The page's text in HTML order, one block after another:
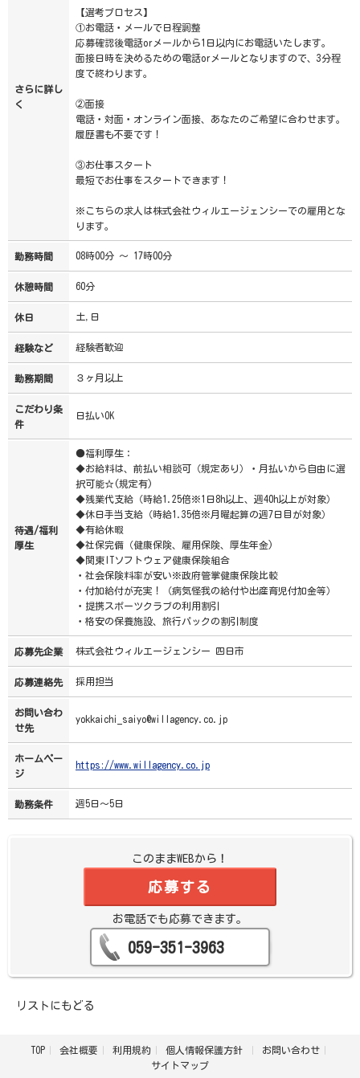
さらに詳し
く
【選考プロセス】
①お電話・メールで日程調整
応募確認後電話orメールから1日以内にお電話いたします。
面接日時を決めるための電話orメールとなりますので、3分程
度で終わります。
②面接
電話・対面・オンライン面接、あなたのご希望に合わせます。
履歴書も不要です！
③お仕事スタート
最短でお仕事をスタートできます！
※こちらの求人は株式会社ウィルエージェンシーでの雇用とな
ります。
勤務時間 08時00分 ～ 17時00分
休憩時間 60分
休日 土,日
経験など 経験者歓迎
勤務期間 ３ヶ月以上
こだわり条
件
日払いOK
待遇/福利
厚生
●福利厚生：
◆お給料は、前払い相談可（規定あり）・月払いから自由に選
択可能☆(規定有)
◆残業代支給（時給1.25倍※1日8h以上、週40h以上が対象）
◆休日手当支給（時給1.35倍※月曜起算の週7日目が対象）
◆有給休暇
◆社保完備（健康保険、雇用保険、厚生年金)
◆関東ITソフトウェア健康保険組合
・社会保険料率が安い※政府管掌健康保険比較
・付加給付が充実！（病気怪我の給付や出産育児付加金等）
・提携スポーツクラブの利用割引
・格安の保養施設、旅行パックの割引制度
応募先企業 株式会社ウィルエージェンシー 四日市
応募連絡先 採用担当
お問い合わ
せ先
yokkaichi_saiyo@willagency.co.jp
ホームペー
ジ
https://www.willagency.co.jp
勤務条件 週5日～5日
このままWEBから！
応募する
お電話でも応募できます。
059-351-3963
リストにもどる
TOP 会社概要 利用規約 個人情報保護方針
お問い合わせ
サイトマップ